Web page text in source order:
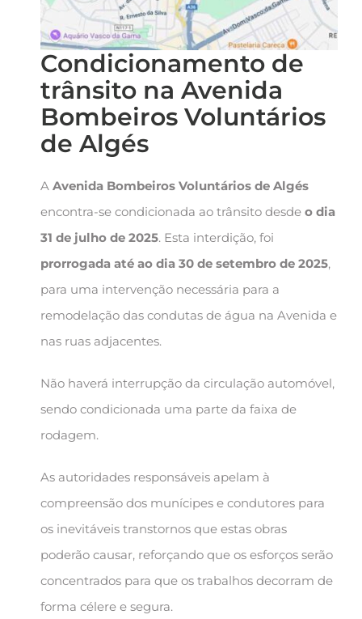
Condicionamento de
trânsito na Avenida
Bombeiros Voluntários
de Algés
A Avenida Bombeiros Voluntários de Algés
encontra-se condicionada ao trânsito desde o dia
31 de julho de 2025. Esta interdição, foi
prorrogada até ao dia 30 de setembro de 2025,
para uma intervenção necessária para a
remodelação das condutas de água na Avenida e
nas ruas adjacentes.
Não haverá interrupção da circulação automóvel,
sendo condicionada uma parte da faixa de
rodagem.
As autoridades responsáveis apelam à
compreensão dos munícipes e condutores para
os inevitáveis transtornos que estas obras
poderão causar, reforçando que os esforços serão
concentrados para que os trabalhos decorram de
forma célere e segura.